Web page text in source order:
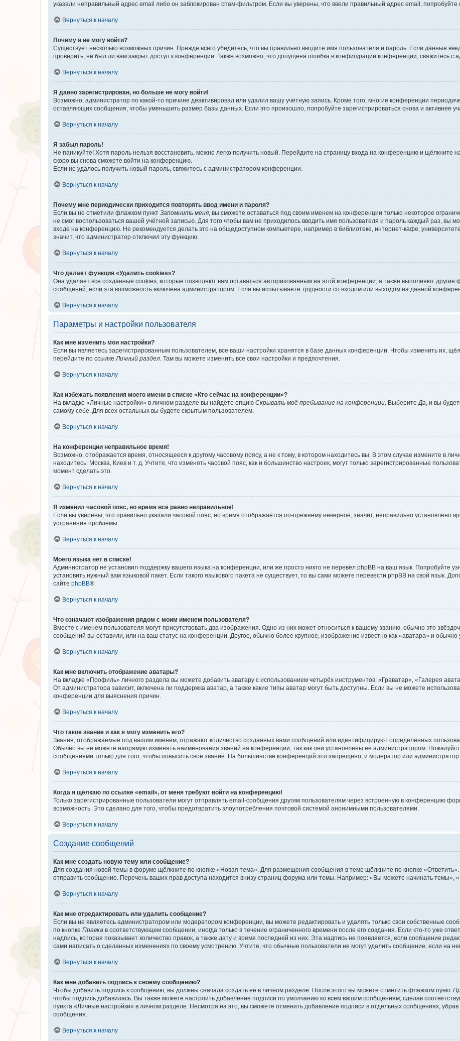
указали неправильный адрес email либо он заблокирован спам-фильтром. Если вы уверены, что ввели правильный адрес email, попробуйте
Вернуться к началу
Почему я не могу войти?
Существует несколько возможных причин. Прежде всего убедитесь, что вы правильно вводите имя пользователя и пароль. Если данные
проверить, не был ли вам закрыт доступ к конференции. Также возможно, что допущена ошибка в конфигурации конференции, свяжитесь с
Вернуться к началу
Я давно зарегистрирован, но больше не могу войти!
Возможно, администратор по какой-то причине деактивировал или удалил вашу учётную запись. Кроме того, многие конференции
оставляющих сообщения, чтобы уменьшить размер базы данных. Если это произошло, попробуйте зарегистрироваться снова и активнее
Вернуться к началу
Я забыл пароль!
Не паникуйте! Хотя пароль нельзя восстановить, можно легко получить новый. Перейдите на страницу входа на конференцию и щёлкните
скоро вы снова сможете войти на конференцию.
Если не удалось получить новый пароль, свяжитесь с администратором конференции.
Вернуться к началу
Почему мне периодически приходится повторять ввод имени и пароля?
Если вы не отметили флажком пункт Запомнить меня, вы сможете оставаться под своим именем на конференции только некоторое
не смог воспользоваться вашей учётной записью. Для того чтобы вам не приходилось вводить имя пользователя и пароль каждый раз, вы
входе на конференцию. Не рекомендуется делать это на общедоступном компьютере, например в библиотеке, интернет-кафе,
значит, что администратор отключил эту функцию.
Вернуться к началу
Что делает функция «Удалить cookies»?
Она удаляет все созданные cookies, которые позволяют вам оставаться авторизованным на этой конференции, а также выполняют другие
сообщений, если эта возможность включена администратором. Если вы испытываете трудности со входом или выходом на данной
Вернуться к началу
Параметры и настройки пользователя
Как мне изменить мои настройки?
Если вы являетесь зарегистрированным пользователем, все ваши настройки хранятся в базе данных конференции. Чтобы изменить их,
перейдите по ссылкеЛичный раздел. Там вы можете изменить все свои настройки и предпочтения.
Вернуться к началу
Как избежать появления моего имени в списке «Кто сейчас на конференции»?
На вкладке «Личные настройки» в личном разделе вы найдёте опцию Скрывать моё пребывание на конференции. ВыберитеДа, и вы
самому себе. Для всех остальных вы будете скрытым пользователем.
Вернуться к началу
На конференции неправильное время!
Возможно, отображается время, относящееся к другому часовому поясу, а не к тому, в котором находитесь вы. В этом случае измените в
находитесь: Москва, Киев и т. д. Учтите, что изменять часовой пояс, как и большинство настроек, могут только зарегистрированные
момент сделать это.
Вернуться к началу
Я изменил часовой пояс, но время всё равно неправильное!
Если вы уверены, что правильно указали часовой пояс, но время отображается по-прежнему неверное, значит, неправильно установлено
устранения проблемы.
Вернуться к началу
Моего языка нет в списке!
Администратор не установил поддержку вашего языка на конференции, или же просто никто не перевёл phpBB на ваш язык. Попробуйте
установить нужный вам языковой пакет. Если такого языкового пакета не существует, то вы сами можете перевести phpBB на свой язык.
сайте phpBB®.
Вернуться к началу
Что означают изображения рядом с моим именем пользователя?
Вместе с именем пользователя могут присутствовать два изображения. Одно из них может относиться к вашему званию, обычно это
сообщений вы оставили, или на ваш статус на конференции. Другое, обычно более крупное, изображение известно как «аватара» и обычно
Вернуться к началу
Как мне включить отображение аватары?
На вкладке «Профиль» личного раздела вы можете добавить аватару с использованием четырёх инструментов: «Граватар», «Галерея
От администратора зависит, включена ли поддержка аватар, а также какие типы аватар могут быть доступны. Если вы не можете
конференции для выяснения причин.
Вернуться к началу
Что такое звание и как я могу изменить его?
Звания, отображаемые под вашим именем, отражают количество созданных вами сообщений или идентифицируют определённых
Обычно вы не можете напрямую изменять наименования званий на конференции, так как они установлены её администратором.
сообщениями только для того, чтобы повысить своё звание. На большинстве конференций это запрещено, и модератор или
Вернуться к началу
Когда я щёлкаю по ссылке «email», от меня требуют войти на конференцию!
Только зарегистрированные пользователи могут отправлять email-сообщения другим пользователям через встроенную в конференцию
возможность. Это сделано для того, чтобы предотвратить злоупотребления почтовой системой анонимными пользователями.
Вернуться к началу
Создание сообщений
Как мне создать новую тему или сообщение?
Для создания новой темы в форуме щёлкните по кнопке «Новая тема». Для размещения сообщения в теме щёлкните по кнопке
отправить сообщение. Перечень ваших прав доступа находится внизу страниц форума или темы. Например: «Вы можете начинать темы»,
Вернуться к началу
Как мне отредактировать или удалить сообщение?
Если вы не являетесь администратором или модератором конференции, вы можете редактировать и удалять только свои собственные
по кнопке Правка в соответствующем сообщении, иногда только в течение ограниченного времени после его создания. Если кто-то уже
надпись, которая показывает количество правок, а также дату и время последней из них. Эта надпись не появляется, если сообщение
сами написать о сделанных изменениях по своему усмотрению. Учтите, что обычные пользователи не могут удалить сообщение, если на
Вернуться к началу
Как мне добавить подпись к своему сообщению?
Чтобы добавить подпись к сообщению, вы должны сначала создать её в личном разделе. После этого вы можете отметить флажком пункт
чтобы подпись добавилась. Вы также можете настроить добавление подписи по умолчанию ко всем вашим сообщениям, сделав
пункта «Личные настройки» в личном разделе. Несмотря на это, вы сможете отменить добавление подписи в отдельных сообщениях,
сообщения.
Вернуться к началу